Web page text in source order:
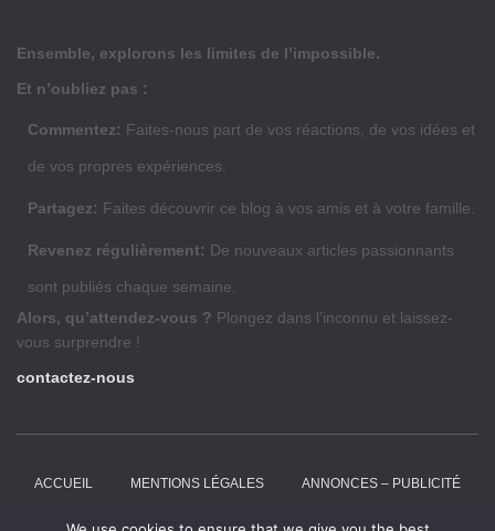
Ensemble, explorons les limites de l’impossible.
Et n’oubliez pas :
Commentez: Faites-nous part de vos réactions, de vos idées et
de vos propres expériences.
Partagez: Faites découvrir ce blog à vos amis et à votre famille.
Revenez régulièrement: De nouveaux articles passionnants
sont publiés chaque semaine.
Alors, qu’attendez-vous ? Plongez dans l’inconnu et laissez-
vous surprendre !
contactez-nous
ACCUEIL MENTIONS LÉGALES ANNONCES – PUBLICITÉ